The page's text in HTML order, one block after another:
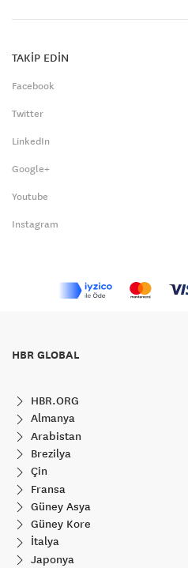
TAKİP EDİN
Facebook
Twitter
LinkedIn
Google+
Youtube
Instagram
HBR GLOBAL
HBR.ORG
Almanya
Arabistan
Brezilya
Çin
Fransa
Güney Asya
Güney Kore
İtalya
Japonya